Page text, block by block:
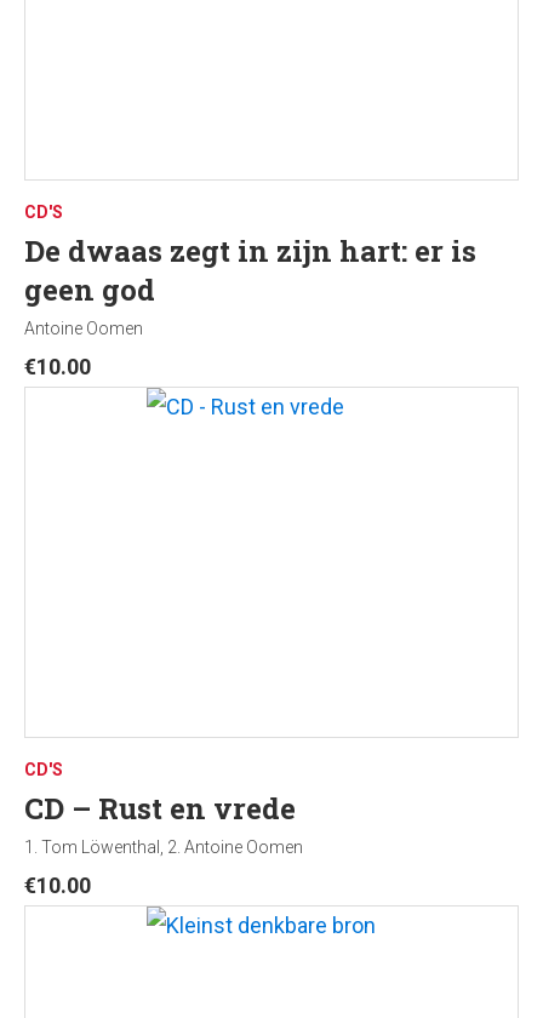
CD'S
De dwaas zegt in zijn hart: er is
geen god
Antoine Oomen
€10.00
CD'S
CD – Rust en vrede
1. Tom Löwenthal, 2. Antoine Oomen
€10.00